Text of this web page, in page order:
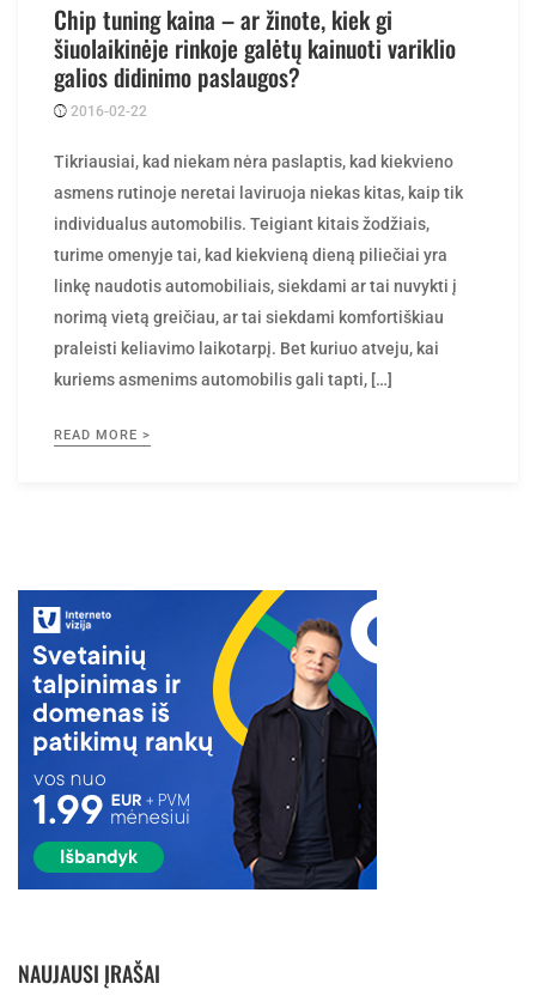
Chip tuning kaina – ar žinote, kiek gi
šiuolaikinėje rinkoje galėtų kainuoti variklio
galios didinimo paslaugos?
2016-02-22
by
Tikriausiai, kad niekam nėra paslaptis, kad kiekvieno
asmens rutinoje neretai laviruoja niekas kitas, kaip tik
individualus automobilis. Teigiant kitais žodžiais,
turime omenyje tai, kad kiekvieną dieną piliečiai yra
linkę naudotis automobiliais, siekdami ar tai nuvykti į
norimą vietą greičiau, ar tai siekdami komfortiškiau
praleisti keliavimo laikotarpį. Bet kuriuo atveju, kai
kuriems asmenims automobilis gali tapti, […]
READ MORE >
NAUJAUSI ĮRAŠAI